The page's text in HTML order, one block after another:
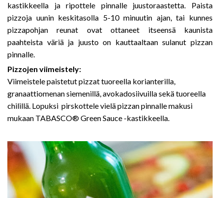
kastikkeella ja ripottele pinnalle juustoraastetta. Paista
pizzoja uunin keskitasolla 5-10 minuutin ajan, tai kunnes
pizzapohjan reunat ovat ottaneet itseensä kaunista
paahteista väriä ja juusto on kauttaaltaan sulanut pizzan
pinnalle.
Pizzojen viimeistely:
Viimeistele paistetut pizzat tuoreella korianterilla,
granaattiomenan siemenillä, avokadosiivuilla sekä tuoreella
chilillä. Lopuksi pirskottele vielä pizzan pinnalle makusi
mukaan TABASCO® Green Sauce -kastikkeella.